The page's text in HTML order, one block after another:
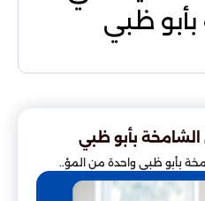
بأبو ظبي
بأبو ظبي
بأبو ظبي واحدة من المؤ..